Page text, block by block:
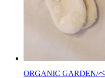
ORGANIC GARDEN/